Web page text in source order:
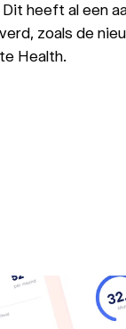
heeft al een
zoals de
Health.